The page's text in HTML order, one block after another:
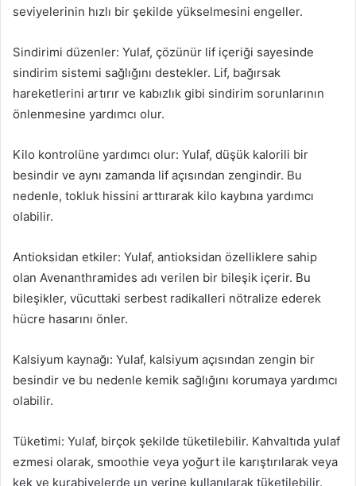
seviyelerinin hızlı bir şekilde yükselmesini engeller.
Sindirimi düzenler: Yulaf, çözünür lif içeriği sayesinde
sindirim sistemi sağlığını destekler. Lif, bağırsak
hareketlerini artırır ve kabızlık gibi sindirim sorunlarının
önlenmesine yardımcı olur.
Kilo kontrolüne yardımcı olur: Yulaf, düşük kalorili bir
besindir ve aynı zamanda lif açısından zengindir. Bu
nedenle, tokluk hissini arttırarak kilo kaybına yardımcı
olabilir.
Antioksidan etkiler: Yulaf, antioksidan özelliklere sahip
olan Avenanthramides adı verilen bir bileşik içerir. Bu
bileşikler, vücuttaki serbest radikalleri nötralize ederek
hücre hasarını önler.
Kalsiyum kaynağı: Yulaf, kalsiyum açısından zengin bir
besindir ve bu nedenle kemik sağlığını korumaya yardımcı
olabilir.
Tüketimi: Yulaf, birçok şekilde tüketilebilir. Kahvaltıda yulaf
ezmesi olarak, smoothie veya yoğurt ile karıştırılarak veya
kek ve kurabiyelerde un yerine kullanılarak tüketilebilir.